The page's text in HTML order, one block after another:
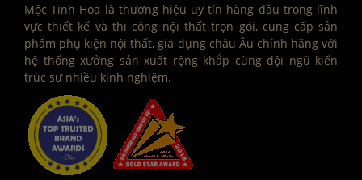
Mộc Tinh Hoa là thương hiệu uy tín hàng đầu trong lĩnh
vực thiết kế và thi công nội thất trọn gói, cung cấp sản
phẩm phụ kiện nội thất, gia dụng châu Âu chính hãng với
hệ thống xưởng sản xuất rộng khắp cùng đội ngũ kiến
trúc sư nhiều kinh nghiệm.